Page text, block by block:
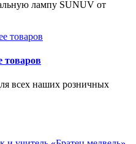
лампу SUNUV от
товаров
всех наших розничных